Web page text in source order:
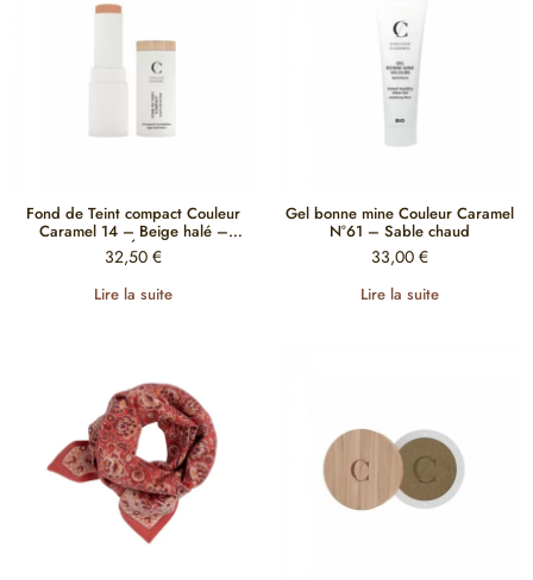
Fond de Teint compact Couleur
Caramel 14 – Beige halé –
HAUTE DÉFINITION
32,50 €
Lire la suite
Gel bonne mine Couleur Caramel
N°61 – Sable chaud
33,00 €
Lire la suite